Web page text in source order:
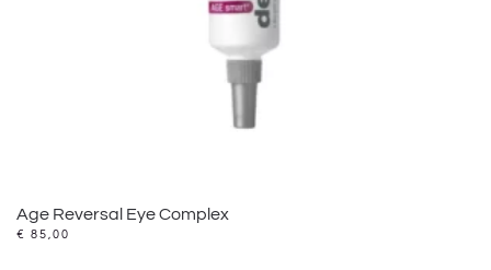
Age Reversal Eye Complex
€ 85,00